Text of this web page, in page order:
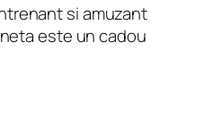
si amuzant
este un cadou